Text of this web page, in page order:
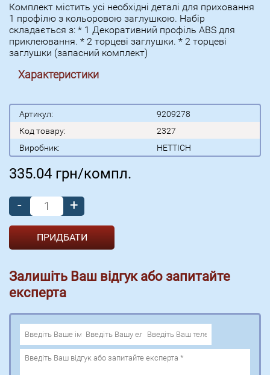
Комплект містить усі необхідні деталі для приховання
1 профілю з кольоровою заглушкою. Набір
складається з: * 1 Декоративний профіль ABS для
приклеювання. * 2 торцеві заглушки. * 2 торцеві
заглушки (запасний комплект)
Характеристики
Артикул:
9209278
Код товару:
2327
Виробник:
HETTICH
335.04 грн/компл.
-
+
Залишіть Ваш відгук або запитайте
експерта